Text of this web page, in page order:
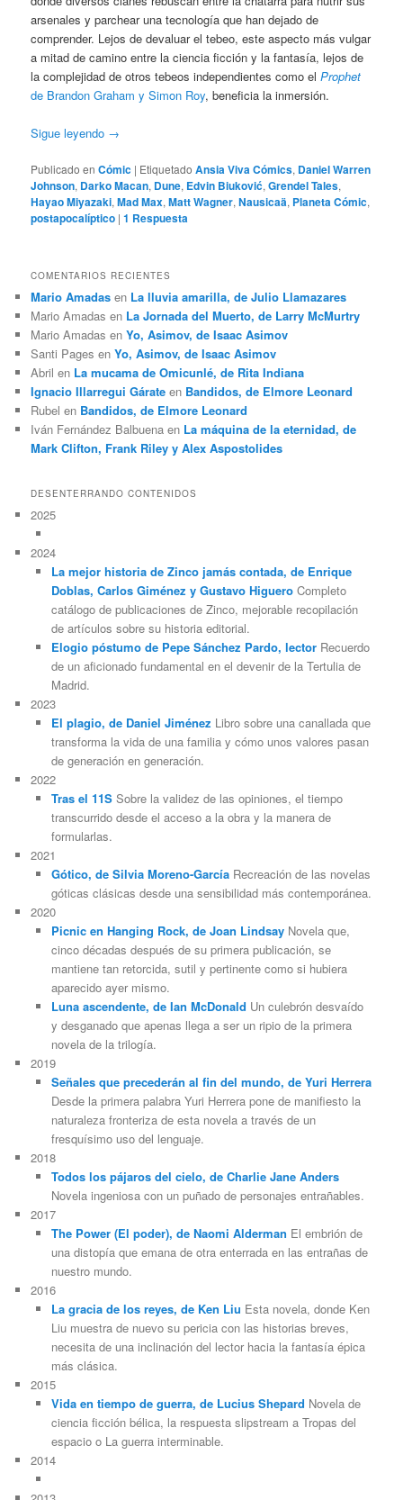
arsenales y parchear una tecnología que han dejado de
comprender. Lejos de devaluar el tebeo, este aspecto más vulgar
a mitad de camino entre la ciencia ficción y la fantasía, lejos de
la complejidad de otros tebeos independientes como elProphet
de Brandon Graham y Simon Roy, beneficia la inmersión.
Sigue leyendo →
Publicado en Cómic | Etiquetado Ansia Viva Cómics, Daniel Warren
Johnson, Darko Macan, Dune, Edvin Biuković,Grendel Tales,
Hayao Miyazaki,Mad Max,Matt Wagner,Nausicaä, Planeta Cómic,
postapocalíptico |1 Respuesta
COMENTARIOS RECIENTES
Mario Amadas en La lluvia amarilla, de Julio Llamazares
Mario Amadas en La Jornada del Muerto, de Larry McMurtry
Mario Amadas enYo, Asimov, de Isaac Asimov
Santi Pages enYo, Asimov, de Isaac Asimov
Abril en La mucama de Omicunlé, de Rita Indiana
Ignacio Illarregui Gárate en Bandidos, de Elmore Leonard
Rubel en Bandidos, de Elmore Leonard
Iván Fernández Balbuena en La máquina de la eternidad, de
Mark Clifton, Frank Riley y Alex Aspostolides
DESENTERRANDO CONTENIDOS
2025
2024
La mejor historia de Zinco jamás contada, de Enrique
Doblas, Carlos Giménez y Gustavo HigueroCompleto
catálogo de publicaciones de Zinco, mejorable recopilación
de artículos sobre su historia editorial.
Elogio póstumo de Pepe Sánchez Pardo, lectorRecuerdo
de un aficionado fundamental en el devenir de la Tertulia de
Madrid.
2023
El plagio, de Daniel Jiménez Libro sobre una canallada que
transforma la vida de una familia y cómo unos valores pasan
de generación en generación.
2022
Tras el 11SSobre la validez de las opiniones, el tiempo
transcurrido desde el acceso a la obra y la manera de
formularlas.
2021
Gótico, de Silvia Moreno-GarcíaRecreación de las novelas
góticas clásicas desde una sensibilidad más contemporánea.
2020
Picnic en Hanging Rock, de Joan LindsayNovela que,
cinco décadas después de su primera publicación, se
mantiene tan retorcida, sutil y pertinente como si hubiera
aparecido ayer mismo.
Luna ascendente, de Ian McDonald Un culebrón desvaído
y desganado que apenas llega a ser un ripio de la primera
novela de la trilogía.
2019
Señales que precederán al fin del mundo, de Yuri Herrera
Desde la primera palabra Yuri Herrera pone de manifiesto la
naturaleza fronteriza de esta novela a través de un
fresquísimo uso del lenguaje.
2018
Todos los pájaros del cielo, de Charlie Jane Anders
Novela ingeniosa con un puñado de personajes entrañables.
2017
The Power (El poder), de Naomi Alderman El embrión de
una distopía que emana de otra enterrada en las entrañas de
nuestro mundo.
2016
La gracia de los reyes, de Ken Liu Esta novela, donde Ken
Liu muestra de nuevo su pericia con las historias breves,
necesita de una inclinación del lector hacia la fantasía épica
más clásica.
2015
Vida en tiempo de guerra, de Lucius Shepard Novela de
ciencia ficción bélica, la respuesta slipstream a Tropas del
espacio o La guerra interminable.
2014